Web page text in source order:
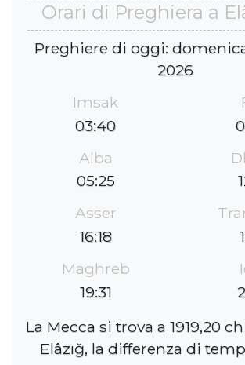
Orari di Preghiera a
Preghiere di oggi:
2026
Imsak
03:40
Alba
05:25
Asser
16:18
Maghreb
19:31
La Mecca si trova a 1919,20
Elâzığ, la differenza di